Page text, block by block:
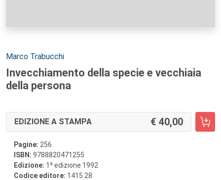
Autori:
Marco Trabucchi
Invecchiamento della specie e vecchiaia
della persona
EDIZIONE A STAMPA 40,00
Pagine: 256
ISBN: 9788820471255
Edizione: 1 a edizione 1992
Codice editore: 1415.28